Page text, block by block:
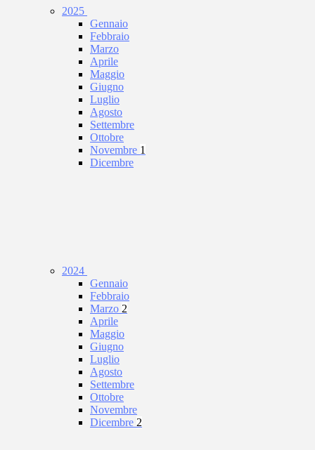
2025
Gennaio
Febbraio
Marzo
Aprile
Maggio
Giugno
Luglio
Agosto
Settembre
Ottobre
Novembre 1
Dicembre
2024
Gennaio
Febbraio
Marzo 2
Aprile
Maggio
Giugno
Luglio
Agosto
Settembre
Ottobre
Novembre
Dicembre 2